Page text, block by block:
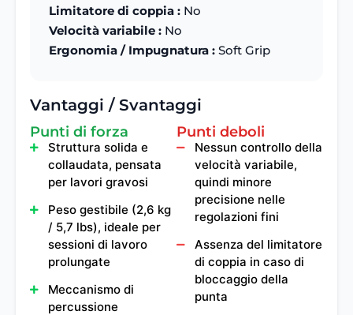
Limitatore di coppia : No
Velocità variabile : No
Ergonomia / Impugnatura : Soft Grip
Vantaggi / Svantaggi
Punti di forza
Struttura solida e
collaudata, pensata
per lavori gravosi
Peso gestibile (2,6 kg
/ 5,7 lbs), ideale per
sessioni di lavoro
prolungate
Meccanismo di
percussione
Punti deboli
Nessun controllo della
velocità variabile,
quindi minore
precisione nelle
regolazioni fini
Assenza del limitatore
di coppia in caso di
bloccaggio della
punta